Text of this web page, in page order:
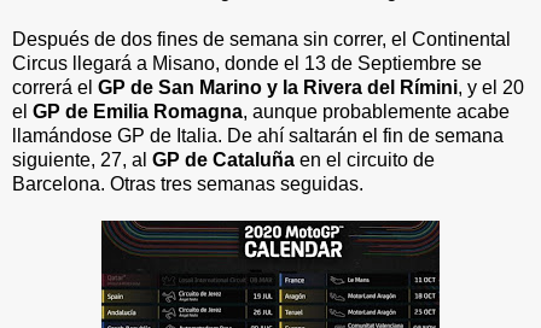
Después de dos fines de semana sin correr, el Continental
Circus llegará a Misano, donde el 13 de Septiembre se
correrá el GP de San Marino y la Rivera del Rímini, y el 20
el GP de Emilia Romagna, aunque probablemente acabe
llamándose GP de Italia. De ahí saltarán el fin de semana
siguiente, 27, al GP de Cataluña en el circuito de
Barcelona. Otras tres semanas seguidas.